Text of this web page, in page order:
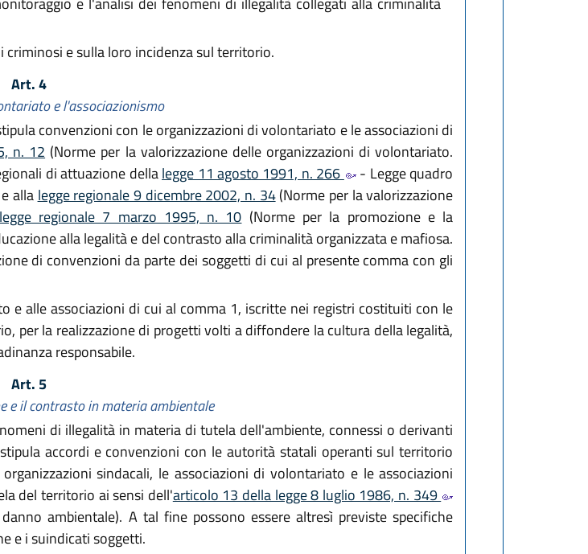
e sulla loro incidenza sul territorio.
Art. 4
e l'associazionismo
convenzioni con le organizzazioni di volontariato e le associazioni di
n. 12 (Norme per la valorizzazione delle organizzazioni di volontariato.
di attuazione dellalegge 11 agosto 1991, n. 266
- Legge quadro
alla legge regionale 9 dicembre 2002, n. 34(Norme per la valorizzazione
legge regionale 7 marzo 1995, n. 10 (Norme per la promozione e la
alla legalità e del contrasto alla criminalità organizzata e mafiosa.
di convenzioni da parte dei soggetti di cui al presente comma con gli
e alle associazioni di cui al comma 1, iscritte nei registri costituiti con le
per la realizzazione di progetti volti a diffondere la cultura della legalità,
responsabile.
Art. 5
e il contrasto in materia ambientale
di illegalità in materia di tutela dell'ambiente, connessi o derivanti
accordi e convenzioni con le autorità statali operanti sul territorio
sindacali, le associazioni di volontariato e le associazioni
del territorio ai sensi dell'articolo 13 della legge 8 luglio 1986, n. 349
ambientale). A tal fine possono essere altresì previste specifiche
e i suindicati soggetti.